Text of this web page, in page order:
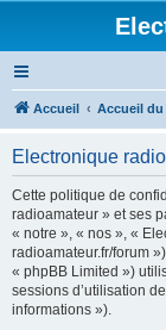
Accueil Accueil
Electronique
Cette politique de
radioamateur » et ses
« notre », « nos », «
radioamateur.fr/forum
« phpBB Limited »)
sessions d’utilisation
informations »).